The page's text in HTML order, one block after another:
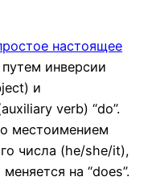
настоящее
инверсии
и
verb) “do”.
местоимением
числа (he/she/it),
на “does”.